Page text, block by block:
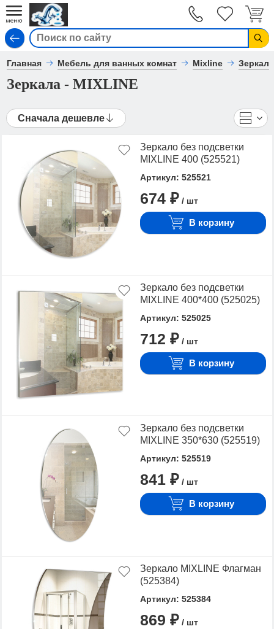
Главная Мебель для ванных комнат Mixline Зеркала
Зеркала - MIXLINE
Сначала дешевле
Зеркало без подсветки
MIXLINE 400 (525521)
Артикул: 525521
674 ₽ / шт
В корзину
Зеркало без подсветки
MIXLINE 400*400 (525025)
Артикул: 525025
712 ₽ / шт
В корзину
Зеркало без подсветки
MIXLINE 350*630 (525519)
Артикул: 525519
841 ₽ / шт
В корзину
Зеркало MIXLINE Флагман
(525384)
Артикул: 525384
869 ₽ / шт